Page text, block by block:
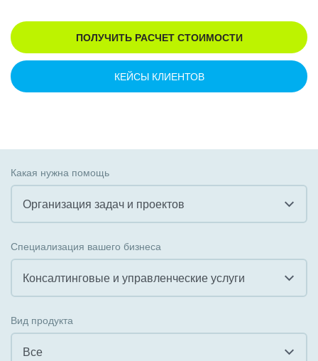
ПОЛУЧИТЬ РАСЧЕТ СТОИМОСТИ
КЕЙСЫ КЛИЕНТОВ
Какая нужна помощь
Организация задач и проектов
Внедрение КЭДО
Интеграция с 1С
Специализация вашего бизнеса
Консалтинговые и управленческие услуги
Вид продукта
Все